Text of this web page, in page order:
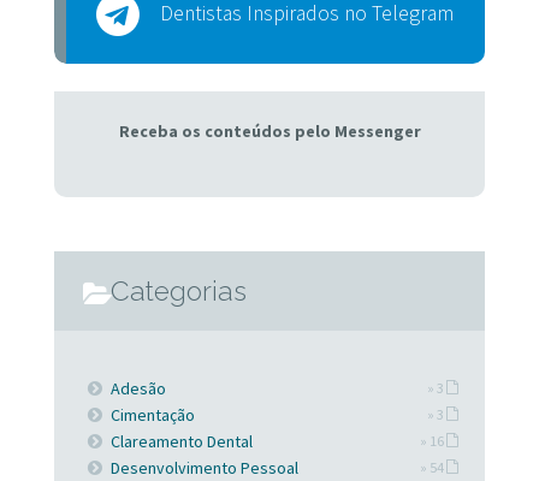
Dentistas Inspirados no Telegram
Receba os conteúdos pelo Messenger
Categorias
Adesão » 3
Cimentação » 3
Clareamento Dental » 16
Desenvolvimento Pessoal » 54